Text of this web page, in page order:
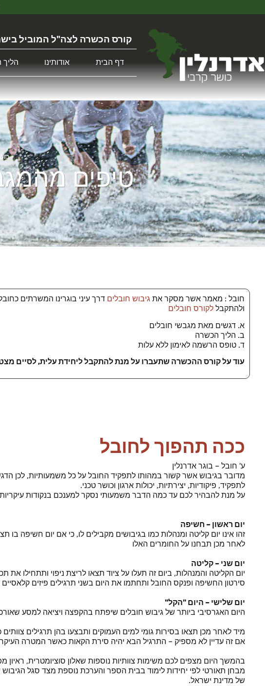
קורס הכשרה לצה"ל המוביל
דף הבית אודותינו
טיפים
חובל : מאמר אשר מסקר את גיבוש חובלים דרך עיני בוגרינו המשרתים
ולהתקבל לקורס חובלים
א. דגשים מאת מגבשי חובלים
ב. הליך הכשרה
ד. טופס הרשמה לאימון ללא עלות
עוד על קורס ההכשרה שתעברו על מנת להתקבל ליחידת עלית, לסיים
ככה תהפוך לחובל
ע' חובל – בוגר אדרנלין
מדובר בגיבוש אשר קשור במהותו לתפקיד החובל על כל משמעותיות, לכן
לתפקיד, פיקודיות, יצירתיות, יכולות ארגון וכושר טכני.
על מנת להבהיר לכם עד כמה הדבר משמעותי נסקר למענכם בנקודות
יום ראשון – חשיפה
זהו אינו יום קליטה ומנהלות כמו בגיבושים מקבילים לו, כי אם יום חשיפה
לאחר מכן תבחנו על החומרים האלו
יום שני – קליטה
יום הקליטה והמנהלות, ביום זה תעלו על ציוד תצאו לריצת ניפוי ותתחילו
סירטון החשיפה ופנקס החובל ותחתמו את היום בשני תרגילים פיזים
יום שלישי – היום "הקל"
היום האגרסיבי ביותר של גיבוש חובלים שיפתח בהקפצה ויציאה למסע
מיד לאחר מכן תצאו בסירות גומי למים העמוקים ותבצעו בהן תרגילים צוותים
אם זה עדיין לא מספיק – התרגיל הבא יהיה סירת הקאות כאשר המטרה
בהמשך היום מצפים לכם משימות צוותיות נוספות שאלון סוציומטרית,
מבחן תאורטי לפי יחידות לימוד בבית הספר והערכת נוספת מצד סגל
של מדינת ישראל.